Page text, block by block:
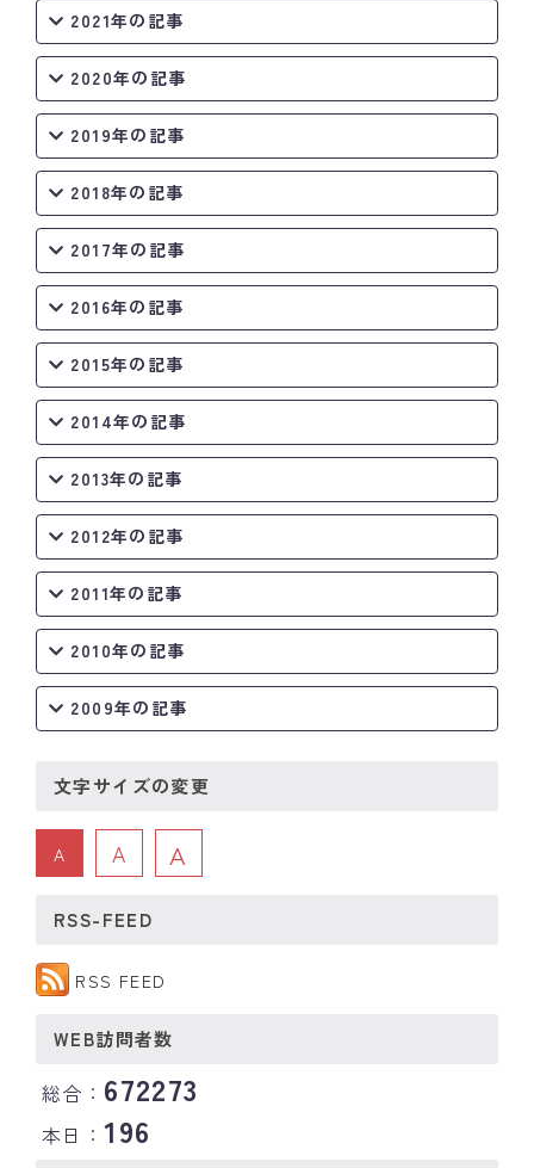
2021年の記事
2020年の記事
2019年の記事
2018年の記事
2017年の記事
2016年の記事
2015年の記事
2014年の記事
2013年の記事
2012年の記事
2011年の記事
2010年の記事
2009年の記事
文字サイズの変更
A A A
RSS-FEED
RSS FEED
WEB訪問者数
総合： 672273
本日：196